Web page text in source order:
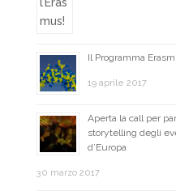
Il Programma
19 aprile 2017
Aperta la call per
storytelling degli
d’Europa
30 marzo 2017